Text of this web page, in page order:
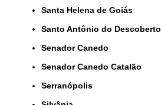
Santa Helena de Goiás
Santo Antônio do Descoberto
Senador Canedo
Senador Canedo Catalão
Serranópolis